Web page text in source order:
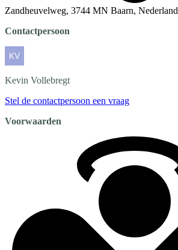
Zandheuvelweg, 3744 MN Baarn, Nederland
Contactpersoon
Kevin Vollebregt
Stel de contactpersoon een vraag
Voorwaarden